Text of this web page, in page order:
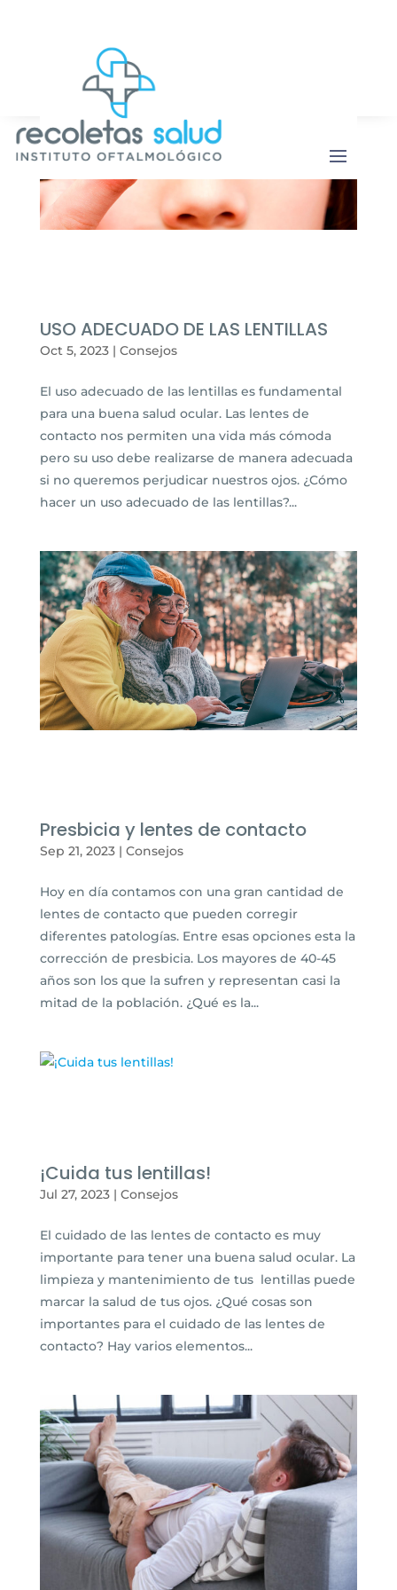
USO ADECUADO DE LAS LENTILLAS
Oct 5, 2023| Consejos
El uso adecuado de las lentillas es fundamental
para una buena salud ocular. Las lentes de
contacto nos permiten una vida más cómoda
pero su uso debe realizarse de manera adecuada
si no queremos perjudicar nuestros ojos. ¿Cómo
hacer un uso adecuado de las lentillas?...
Presbicia y lentes de contacto
Sep 21, 2023| Consejos
Hoy en día contamos con una gran cantidad de
lentes de contacto que pueden corregir
diferentes patologías. Entre esas opciones esta la
corrección de presbicia. Los mayores de 40-45
años son los que la sufren y representan casi la
mitad de la población. ¿Qué es la...
¡Cuida tus lentillas!
Jul 27, 2023| Consejos
El cuidado de las lentes de contacto es muy
importante para tener una buena salud ocular. La
limpieza y mantenimiento de tus lentillas puede
marcar la salud de tus ojos. ¿Qué cosas son
importantes para el cuidado de las lentes de
contacto? Hay varios elementos...